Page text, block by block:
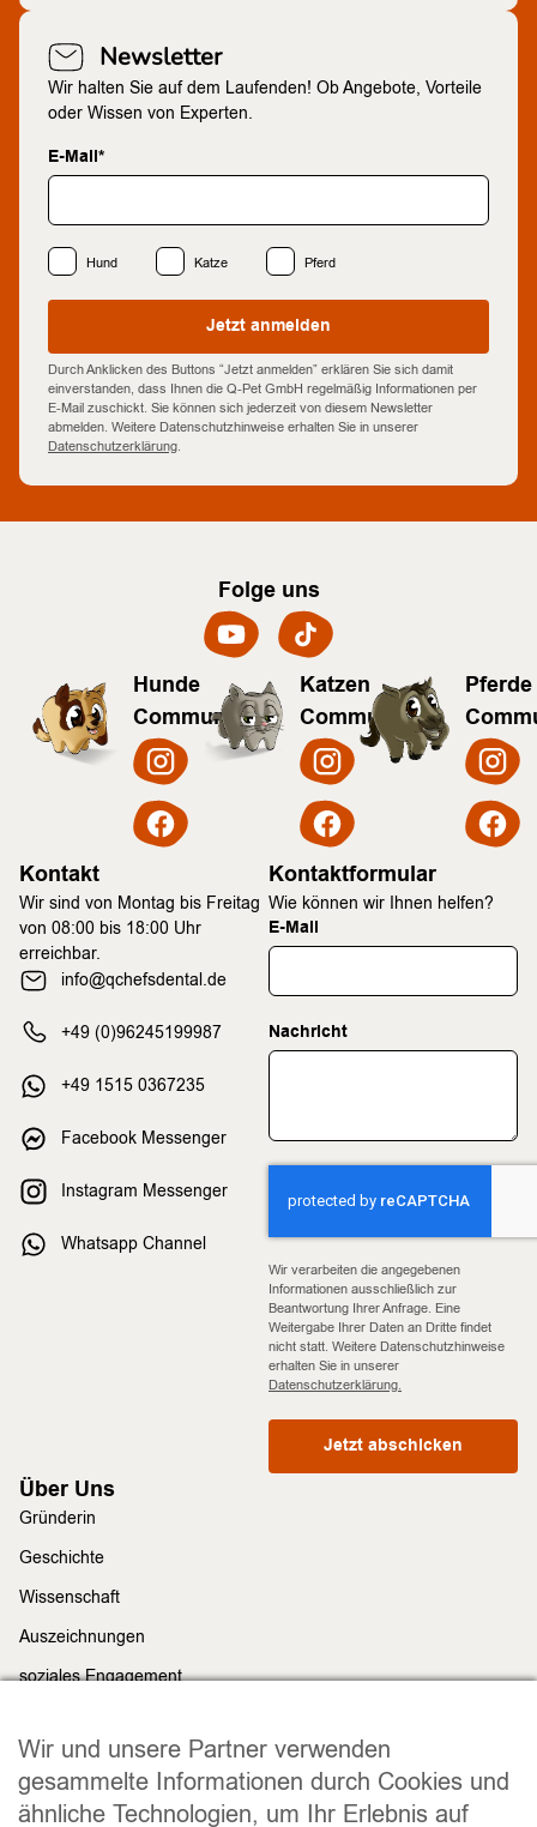
Newsletter
Wir halten Sie auf dem Laufenden! Ob Angebote, Vorteile
oder Wissen von Experten.
E-Mail*
Hund Katze Pferd
Jetzt anmelden
Durch Anklicken des Buttons “Jetzt anmelden” erklären Sie sich damit
einverstanden, dass Ihnen die Q-Pet GmbH regelmäßig Informationen per
E-Mail zuschickt. Sie können sich jederzeit von diesem Newsletter
abmelden. Weitere Datenschutzhinweise erhalten Sie in unserer
Datenschutzerklärung.
Folge uns
Hunde
Community
Katzen
Community
Pferde
Kontakt
Wir sind von Montag bis Freitag
von 08:00 bis 18:00 Uhr
erreichbar.
info@qchefsdental.de
+49 (0)96245199987
+49 1515 0367235
Facebook Messenger
Instagram Messenger
Whatsapp Channel
Kontaktformular
Wie können wir Ihnen helfen?
E-Mail
Nachricht
Wir verarbeiten die angegebenen
Informationen ausschließlich zur
Beantwortung Ihrer Anfrage. Eine
Weitergabe Ihrer Daten an Dritte findet
nicht statt. Weitere Datenschutzhinweise
erhalten Sie in unserer
Datenschutzerklärung.
Jetzt abschicken
Über Uns
Gründerin
Geschichte
Wissenschaft
Auszeichnungen
soziales Engagement
Rechtliches
Impressum
Datenschutz
Wir und unsere Partner verwenden
gesammelte Informationen durch Cookies und
ähnliche Technologien, um Ihr Erlebnis auf